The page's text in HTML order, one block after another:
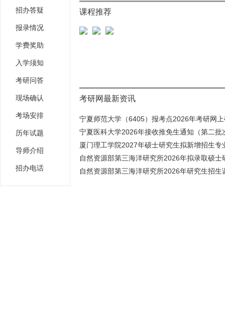
招办答疑
报录情况
学费奖助
入学须知
考研问答
现场确认
考场安排
历年试题
导师介绍
招办电话
课程推荐
考研网最新资讯
宁夏师范大学（6405）报考点2026年考研网
宁夏医科大学2026年接收推免生通知（第二批
厦门理工学院2027年硕士研究生拟新增招生专
自然资源部第三海洋研究所2026年拟录取硕士
自然资源部第三海洋研究所2026年研究生招生